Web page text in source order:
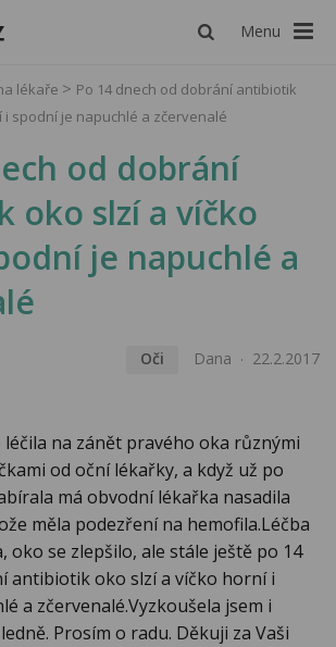
Menu
lékaře
Po 14 dnech od dobrání antibiotik
i spodní je napuchlé a zčervenalé
od dobrání
oko slzí a víčko
je napuchlé a
Oči Dana 22.2.2017
léčila na zánět pravého oka různými
od oční lékařky, a když už po
má obvodní lékařka nasadila
měla podezření na hemofila.Léčba
oko se zlepšilo, ale stále ještě po 14
antibiotik oko slzí a víčko horní i
a zčervenalé.Vyzkoušela jsem i
Prosím o radu. Děkuji za Vaši